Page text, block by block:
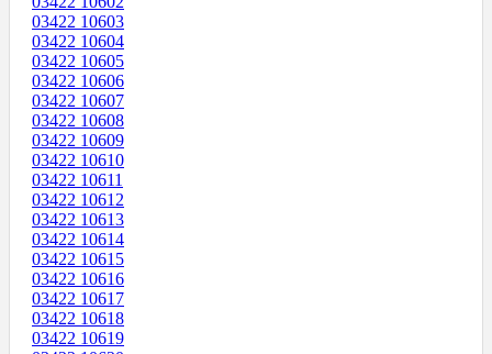
03422 10603
03422 10604
03422 10605
03422 10606
03422 10607
03422 10608
03422 10609
03422 10610
03422 10611
03422 10612
03422 10613
03422 10614
03422 10615
03422 10616
03422 10617
03422 10618
03422 10619